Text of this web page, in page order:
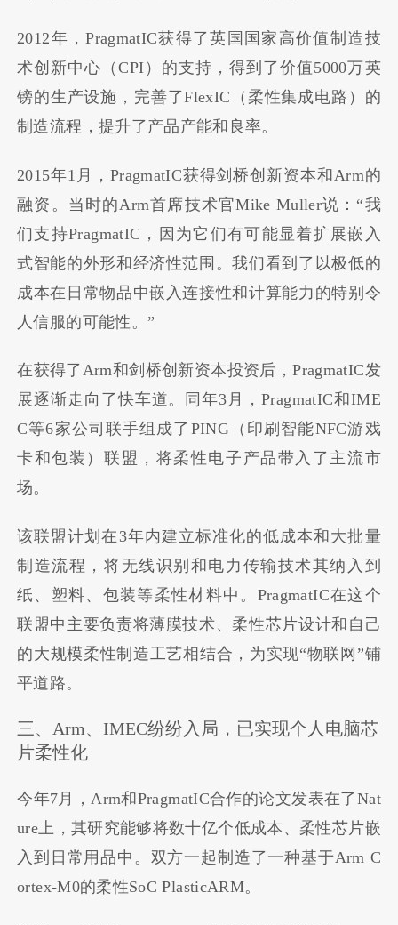
2012年，PragmatIC获得了英国国家高价值制造技
术创新中心（CPI）的支持，得到了价值5000万英
镑的生产设施，完善了FlexIC（柔性集成电路）的
制造流程，提升了产品产能和良率。
2015年1月，PragmatIC获得剑桥创新资本和Arm的
融资。当时的Arm首席技术官Mike Muller说：“我
们支持PragmatIC，因为它们有可能显着扩展嵌入
式智能的外形和经济性范围。我们看到了以极低的
成本在日常物品中嵌入连接性和计算能力的特别令
人信服的可能性。”
在获得了Arm和剑桥创新资本投资后，PragmatIC发
展逐渐走向了快车道。同年3月，PragmatIC和IME
C等6家公司联手组成了PING（印刷智能NFC游戏
卡和包装）联盟，将柔性电子产品带入了主流市
场。
该联盟计划在3年内建立标准化的低成本和大批量
制造流程，将无线识别和电力传输技术其纳入到
纸、塑料、包装等柔性材料中。PragmatIC在这个
联盟中主要负责将薄膜技术、柔性芯片设计和自己
的大规模柔性制造工艺相结合，为实现“物联网”铺
平道路。
三、Arm、IMEC纷纷入局，已实现个人电脑芯
片柔性化
今年7月，Arm和PragmatIC合作的论文发表在了Nat
ure上，其研究能够将数十亿个低成本、柔性芯片嵌
入到日常用品中。双方一起制造了一种基于Arm C
ortex-M0的柔性SoC PlasticARM。